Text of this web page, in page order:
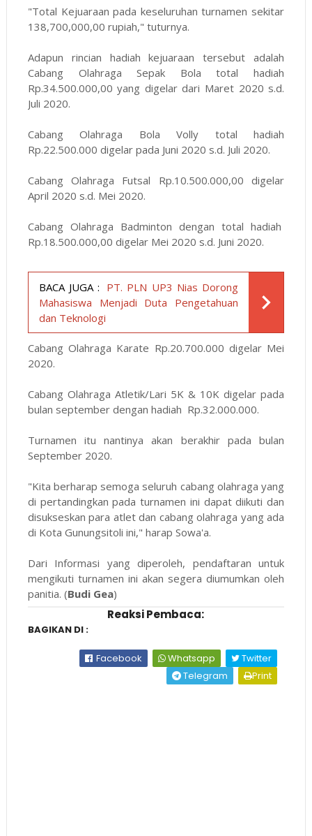
"Total Kejuaraan pada keseluruhan turnamen sekitar
138,700,000,00 rupiah," tuturnya.
Adapun rincian hadiah kejuaraan tersebut adalah
Cabang Olahraga Sepak Bola total hadiah
Rp.34.500.000,00 yang digelar dari Maret 2020 s.d.
Juli 2020.
Cabang Olahraga Bola Volly total hadiah
Rp.22.500.000 digelar pada Juni 2020 s.d. Juli 2020.
Cabang Olahraga Futsal Rp.10.500.000,00 digelar
April 2020 s.d. Mei 2020.
Cabang Olahraga Badminton dengan total hadiah
Rp.18.500.000,00 digelar Mei 2020 s.d. Juni 2020.
BACA JUGA : PT. PLN UP3 Nias Dorong
Mahasiswa Menjadi Duta Pengetahuan
dan Teknologi
Cabang Olahraga Karate Rp.20.700.000 digelar Mei
2020.
Cabang Olahraga Atletik/Lari 5K & 10K digelar pada
bulan september dengan hadiah Rp.32.000.000.
Turnamen itu nantinya akan berakhir pada bulan
September 2020.
"Kita berharap semoga seluruh cabang olahraga yang
di pertandingkan pada turnamen ini dapat diikuti dan
disukseskan para atlet dan cabang olahraga yang ada
di Kota Gunungsitoli ini," harap Sowa'a.
Dari Informasi yang diperoleh, pendaftaran untuk
mengikuti turnamen ini akan segera diumumkan oleh
panitia. (Budi Gea)
Reaksi Pembaca:
BAGIKAN DI :
Facebook Whatsapp
Twitter
Telegram
Print